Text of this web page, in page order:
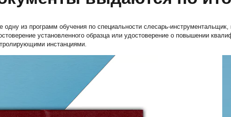
из программ обучения по специальности слесарь-
установленного образца или удостоверение о повышении
инстанциями.